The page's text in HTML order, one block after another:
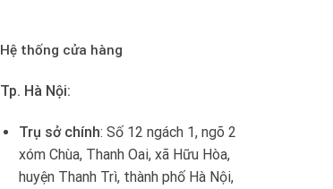
Hệ thống cửa hàng
Tp. Hà Nội:
Trụ sở chính: Số 12 ngách 1, ngõ 2
xóm Chùa, Thanh Oai, xã Hữu Hòa,
huyện Thanh Trì, thành phố Hà Nội,